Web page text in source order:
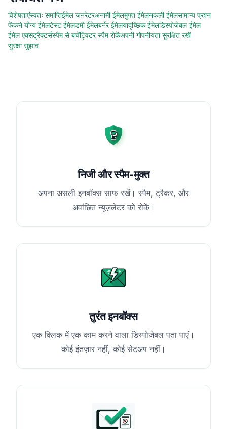
विशेषताएंस्वतः समाप्तिईमेल जनरेटरअनामी ईमेलमुफ्त ईमेलनकली ईमेलसामान्य प्रश्न
फेंकने योग्य ईमेलटेस्ट ईमेलडमी ईमेलबर्नर ईमेलयादृच्छिक ईमेलडिस्पोजेबल ईमेल
ईमेल एक्सट्रैक्टर्सस्पैम से बचेंट्विटर स्पैम रोकेंअपनी गोपनीयता सुरक्षित रखें
सुरक्षा सुझाव
निजी और स्पैम-मुक्त
अपना असली इनबॉक्स साफ रखें। स्पैम, ट्रैकर, और
अवांछित न्यूज़लेटर को रोकें।
तुरंत इनबॉक्स
एक क्लिक में एक काम करने वाला डिस्पोजेबल पता पाएं।
कोई इंतज़ार नहीं, कोई सेटअप नहीं।